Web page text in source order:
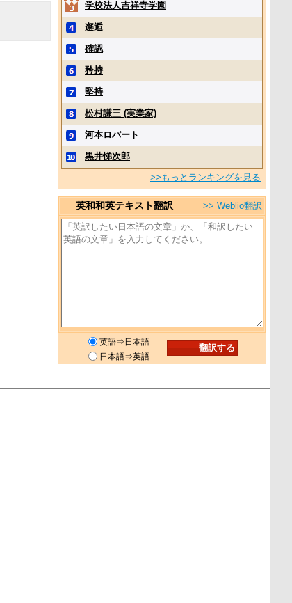
学校法人吉祥寺学園
邂逅
確認
矜持
堅持
松村謙三 (実業家)
河本ロバート
黒井悌次郎
>>もっとランキングを見る
英和和英テキスト翻訳 >> Weblio翻訳
英語⇒日本語
日本語⇒英語